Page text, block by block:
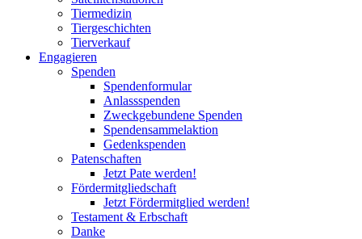
Tiermedizin
Tiergeschichten
Tierverkauf
Engagieren
Spenden
Spendenformular
Anlassspenden
Zweckgebundene Spenden
Spendensammelaktion
Gedenkspenden
Patenschaften
Jetzt Pate werden!
Fördermitgliedschaft
Jetzt Fördermitglied werden!
Testament & Erbschaft
Danke